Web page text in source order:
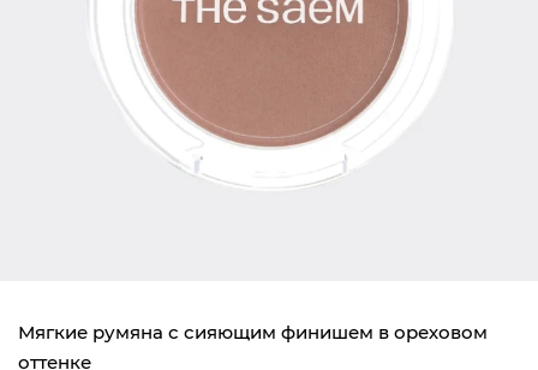
Мягкие румяна с сияющим финишем в ореховом
оттенке